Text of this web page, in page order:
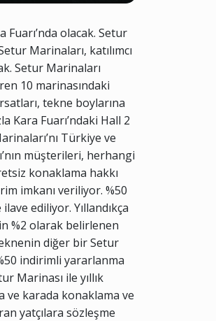
olacak. Setur
Marinaları, katılımcı
Setur Marinaları
10 marinasındaki
tekne boylarına
Kara Fuarı’ndaki Hall 2
Türkiye ve
müşterileri, herhangi
konaklama hakkı
imkanı veriliyor. %50
ediliyor. Yıllandıkça
%2 olarak belirlenen
diğer bir Setur
indirimli yararlanma
Marinası ile yıllık
ve karada konaklama ve
yatçılara sözleşme